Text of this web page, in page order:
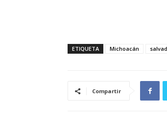
ETIQUETA Michoacán
Compartir